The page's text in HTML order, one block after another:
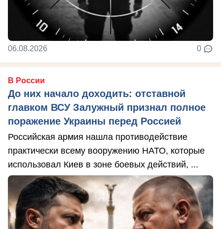
06.08.2026 0
В России
До них начало доходить: отставной
главком ВСУ Залужный признал полное
поражение Украины перед Россией
Российская армия нашла противодействие
практически всему вооружению НАТО, которые
использовал Киев в зоне боевых действий, ...